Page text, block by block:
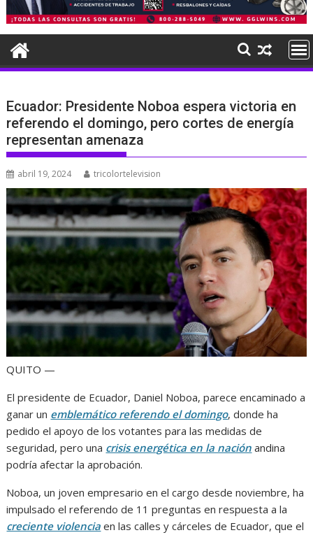
Ecuador: Presidente Noboa espera victoria en
referendo el domingo, pero cortes de energía
representan amenaza
abril 19, 2024 tricolortelevision
QUITO —
El presidente de Ecuador, Daniel Noboa, parece encaminado a
ganar un emblemático referendo el domingo, donde ha
pedido el apoyo de los votantes para las medidas de
seguridad, pero una crisis energética en la nación andina
podría afectar la aprobación.
Noboa, un joven empresario en el cargo desde noviembre, ha
impulsado el referendo de 11 preguntas en respuesta a la
creciente violencia en las calles y cárceles de Ecuador, que el